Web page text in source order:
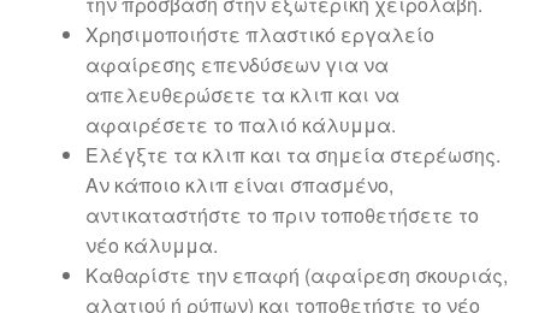
Χρησιμοποιήστε πλαστικό εργαλείο
αφαίρεσης επενδύσεων για να
απελευθερώσετε τα κλιπ και να
αφαιρέσετε το παλιό κάλυμμα.
Ελέγξτε τα κλιπ και τα σημεία στερέωσης.
Αν κάποιο κλιπ είναι σπασμένο,
αντικαταστήστε το πριν τοποθετήσετε το
νέο κάλυμμα.
Καθαρίστε την επαφή (αφαίρεση σκουριάς,
αλατιού ή ρύπων) και τοποθετήστε το νέο